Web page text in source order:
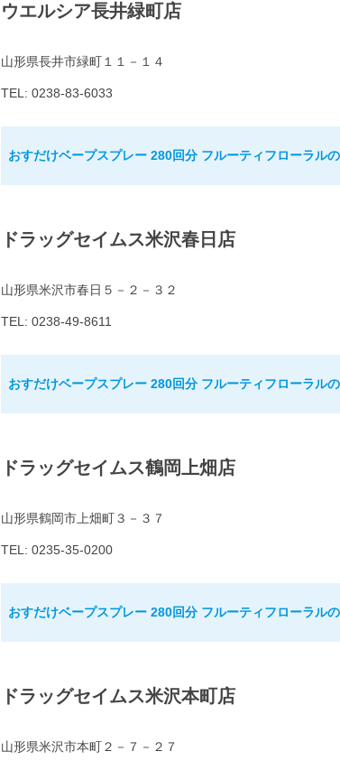
ウエルシア長井緑町店
山形県長井市緑町１１－１４
TEL: 0238-83-6033
おすだけベープスプレー 280回分 フルーティフローラル
ドラッグセイムス米沢春日店
山形県米沢市春日５－２－３２
TEL: 0238-49-8611
おすだけベープスプレー 280回分 フルーティフローラル
ドラッグセイムス鶴岡上畑店
山形県鶴岡市上畑町３－３７
TEL: 0235-35-0200
おすだけベープスプレー 280回分 フルーティフローラル
ドラッグセイムス米沢本町店
山形県米沢市本町２－７－２７